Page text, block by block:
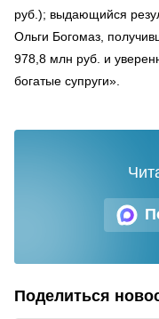
руб.); выдающийся
Ольги Богомаз,
978,8 млн руб. и
богатые супруги».
Поделиться